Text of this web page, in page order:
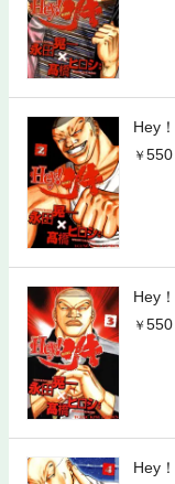
Hey
550
Hey
550
Hey